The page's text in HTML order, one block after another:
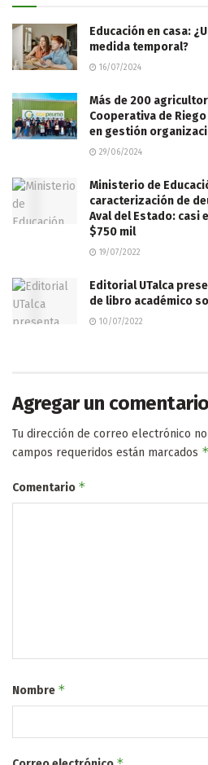
Educación en casa:
medida temporal?
16/07/2024
Más de 200
Cooperativa de
en gestión
29/06/2024
Ministerio de
caracterización de
Aval del Estado: casi
$750 mil
19/07/2022
Editorial UTalca
de libro académico
10/07/2022
Agregar un comentario
Tu dirección de correo electrónico
campos requeridos están marcados *
Comentario *
Nombre *